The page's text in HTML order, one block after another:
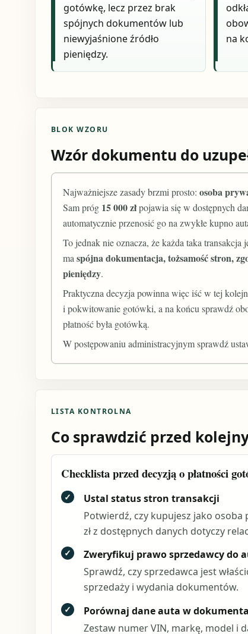
gotówkę, lecz przez brak
spójnych dokumentów lub
niewyjaśnione źródło
pieniędzy.
na
BLOK WZORU
Wzór dokumentu do
Najważniejsze zasady brzmi prosto:osoba
Sam próg 15 000 złpojawia się w dostępnych
automatycznie przenosić go na zwykłe kupno
To jednak nie oznacza, że każda taka
maspójna dokumentacja, tożsamość stron,
pieniędzy.
Praktyczna decyzja powinna więc iść w tej
i pokwitowanie gotówki, a na końcu sprawdź
płatność była gotówką.
W postępowaniu administracyjnym sprawdź
LISTA KONTROLNA
Co sprawdzić przed
Checklista przed decyzją o płatności
✓
Ustal status stron transakcji
Potwierdź, czy kupujesz jako osoba
zł z dostępnych danych dotyczy
✓
Zweryfikuj prawo sprzedawcy do
Sprawdź, czy sprzedawca jest
sprzedaży i wydania dokumentów.
✓
Porównaj dane auta w
Zestaw numer VIN, markę, model i